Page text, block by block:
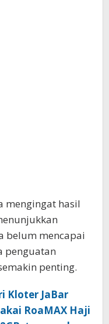
mengingat hasil
belum mencapai
penguatan
penting.
Kloter JaBar
RoaMAX Haji